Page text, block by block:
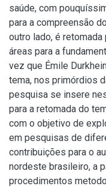
saúde, com
para a compreensão
outro lado, é
áreas para a
vez que Émile
tema, nos primórdios
pesquisa se insere
para a retomada do
com o objetivo de
em pesquisas de
contribuições para o
nordeste brasileiro, a
procedimentos